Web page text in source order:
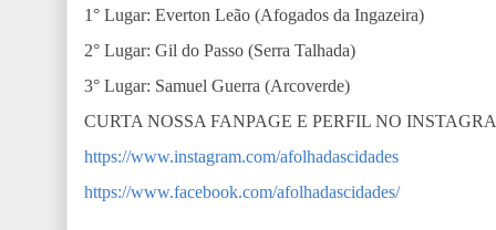
1° Lugar: Everton Leão (Afogados da Ingazeira)
2° Lugar: Gil do Passo (Serra Talhada)
3° Lugar: Samuel Guerra (Arcoverde)
CURTA NOSSA FANPAGE E PERFIL NO INSTAGRA
https://www.instagram.com/afolhadascidades
https://www.facebook.com/afolhadascidades/